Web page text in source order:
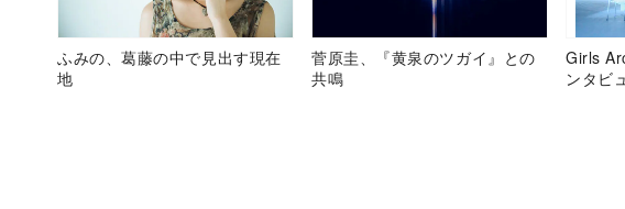
ふみの、葛藤の中で見出す現在
地
菅原圭、『黄泉のツガイ』との
共鳴
Girls
ンタビ